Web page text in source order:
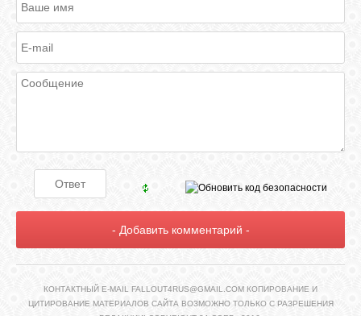
КОНТАКТНЫЙ E-MAIL FALLOUT4RUS@GMAIL.COM КОПИРОВАНИЕ И
ЦИТИРОВАНИЕ МАТЕРИАЛОВ САЙТА ВОЗМОЖНО ТОЛЬКО С РАЗРЕШЕНИЯ